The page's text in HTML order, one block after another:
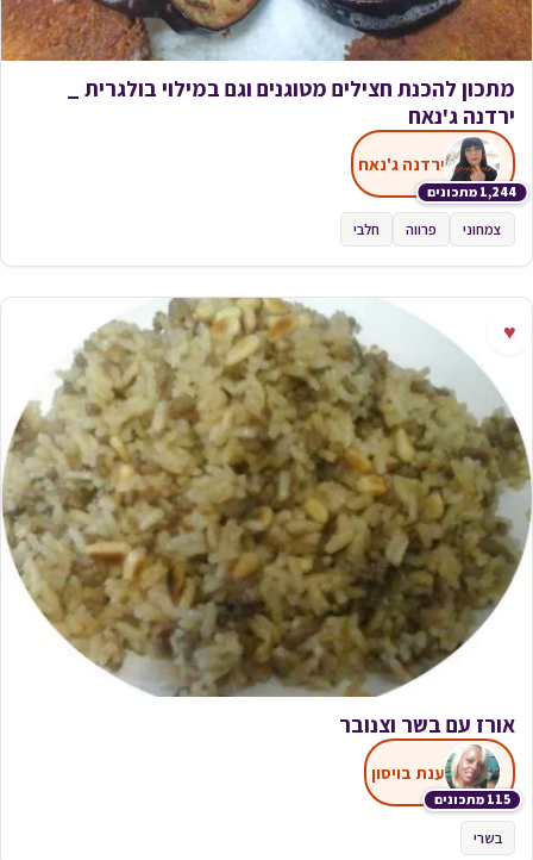
מתכון להכנת חצילים מטוגנים וגם במילוי בולגרית _
ירדנה ג'נאח
1,244 מתכונים
ירדנה ג'נאח
צמחוני פרווה חלבי
♥
אורז עם בשר וצנובר
115 מתכונים
ענת בויסון
בשרי